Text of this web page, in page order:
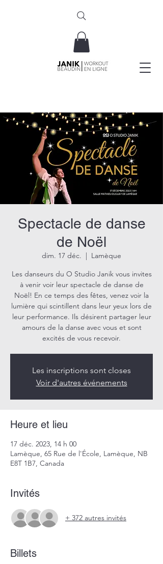
Obtenez un essai GRATUIT de 7 jours!
Spectacle de danse
de Noël
dim. 17 déc.
  |
Lamèque
Les danseurs du O Studio Janik vous invites
à venir voir leur spectacle de danse de
Noël! En ce temps des fêtes, venez voir la
lumière qui scintillent dans leur yeux lors de
leur performance. Ils désirent partager leur
amours de la danse avec vous et sont
excités de vous recevoir.
Les inscriptions sont closes
Voir d'autres événements
Heure et lieu
17 déc. 2023, 14 h 00
Lamèque, 65 Rue de l'École, Lamèque, NB
E8T 1B7, Canada
Invités
+ 372 autres invités
Billets